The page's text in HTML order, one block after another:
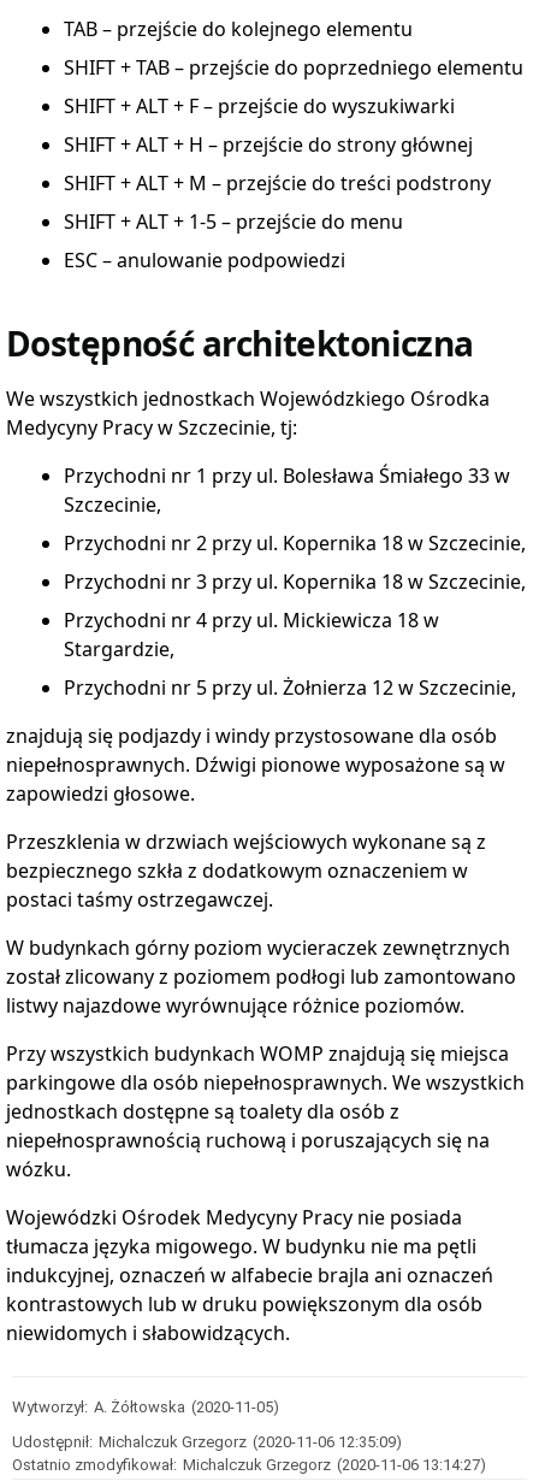
TAB– przejście do kolejnego elementu
SHIFT+TAB– przejście do poprzedniego elementu
SHIFT+ALT+ F – przejście do wyszukiwarki
SHIFT+ALT+ H – przejście do strony głównej
SHIFT+ALT+ M – przejście do treści podstrony
SHIFT+ALT+ 1-5 – przejście do menu
ESC – anulowanie podpowiedzi
Dostępność architektoniczna
We wszystkich jednostkach Wojewódzkiego Ośrodka
Medycyny Pracy w Szczecinie, tj:
Przychodni nr 1 przy ul. Bolesława Śmiałego 33 w
Szczecinie,
Przychodni nr 2 przy ul. Kopernika 18 w Szczecinie,
Przychodni nr 3 przy ul. Kopernika 18 w Szczecinie,
Przychodni nr 4 przy ul. Mickiewicza 18 w
Stargardzie,
Przychodni nr 5 przy ul. Żołnierza 12 w Szczecinie,
znajdują się podjazdy i windy przystosowane dla osób
niepełnosprawnych. Dźwigi pionowe wyposażone są w
zapowiedzi głosowe.
Przeszklenia w drzwiach wejściowych wykonane są z
bezpiecznego szkła z dodatkowym oznaczeniem w
postaci taśmy ostrzegawczej.
W budynkach górny poziom wycieraczek zewnętrznych
został zlicowany z poziomem podłogi lub zamontowano
listwy najazdowe wyrównujące różnice poziomów.
Przy wszystkich budynkach WOMP znajdują się miejsca
parkingowe dla osób niepełnosprawnych. We wszystkich
jednostkach dostępne są toalety dla osób z
niepełnosprawnością ruchową i poruszających się na
wózku.
Wojewódzki Ośrodek Medycyny Pracy nie posiada
tłumacza języka migowego. W budynku nie ma pętli
indukcyjnej, oznaczeń w alfabecie brajla ani oznaczeń
kontrastowych lub w druku powiększonym dla osób
niewidomych i słabowidzących.
Wytworzył: A. Żółtowska (2020-11-05)
Udostępnił: Michalczuk Grzegorz (2020-11-06 12:35:09)
Ostatnio zmodyfikował: Michalczuk Grzegorz (2020-11-06 13:14:27)